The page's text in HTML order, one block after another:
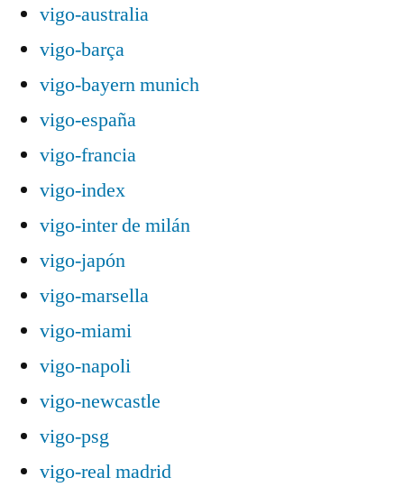
vigo-australia
vigo-barça
vigo-bayern munich
vigo-españa
vigo-francia
vigo-index
vigo-inter de milán
vigo-japón
vigo-marsella
vigo-miami
vigo-napoli
vigo-newcastle
vigo-psg
vigo-real madrid